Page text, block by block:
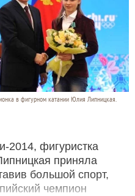
в фигурном катании Юлия Липницкая.
2014, фигуристка
приняла
большой спорт,
чемпион